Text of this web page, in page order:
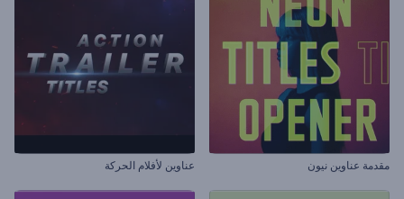
مقدمة عناوين نيون عناوين لأفلام الحركة